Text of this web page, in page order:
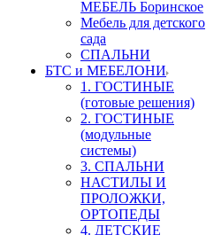
МЕБЕЛЬ Боринское
Мебель для детского
сада
СПАЛЬНИ
БТС и МЕБЕЛОНИ
1. ГОСТИНЫЕ
(готовые решения)
2. ГОСТИНЫЕ
(модульные
системы)
3. СПАЛЬНИ
НАСТИЛЫ И
ПРОЛОЖКИ,
ОРТОПЕДЫ
4. ДЕТСКИЕ